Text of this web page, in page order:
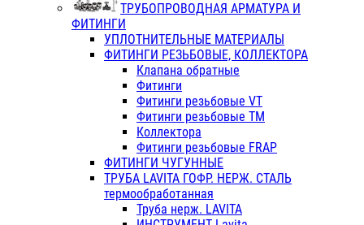
ТРУБОПРОВОДНАЯ АРМАТУРА И
ФИТИНГИ
УПЛОТНИТЕЛЬНЫЕ МАТЕРИАЛЫ
ФИТИНГИ РЕЗЬБОВЫЕ, КОЛЛЕКТОРА
Клапана обратные
Фитинги
Фитинги резьбовые VT
Фитинги резьбовые ТМ
Коллектора
Фитинги резьбовые FRAP
ФИТИНГИ ЧУГУННЫЕ
ТРУБА LAVITA ГОФР. НЕРЖ. СТАЛЬ
термообработанная
Труба нерж. LAVITA